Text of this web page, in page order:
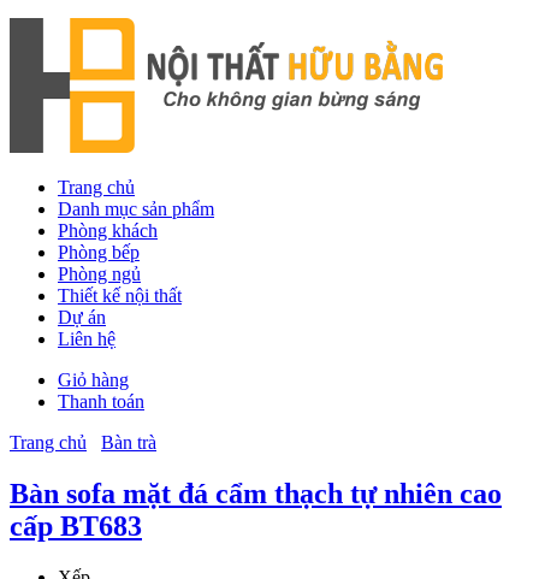
Trang chủ
Danh mục sản phẩm
Phòng khách
Phòng bếp
Phòng ngủ
Thiết kế nội thất
Dự án
Liên hệ
Giỏ hàng
Thanh toán
Trang chủ
Bàn trà
Bàn sofa mặt đá cẩm thạch tự nhiên cao
cấp BT683